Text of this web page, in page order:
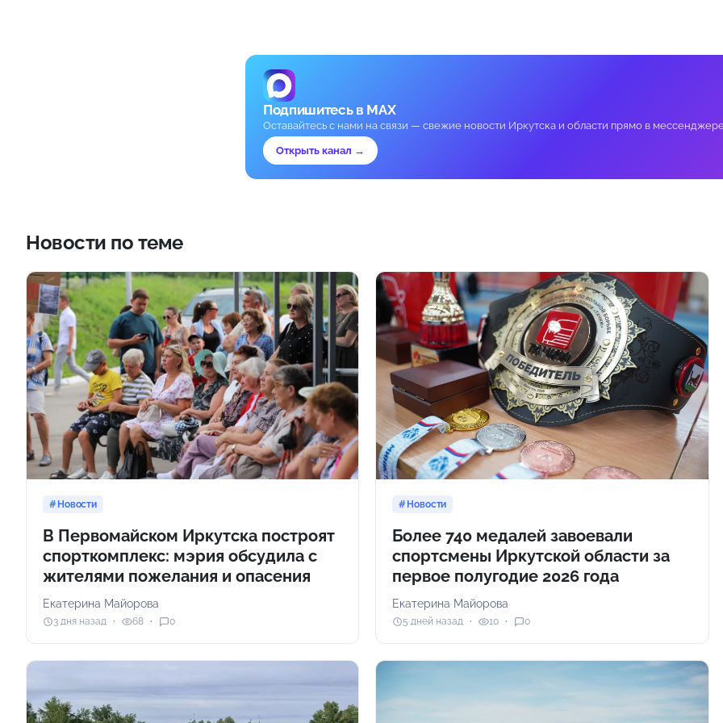
Подпишитесь в MAX
Оставайтесь с нами на связи — свежие новости Иркутска и области прямо в
Открыть канал →
Новости по теме
Новости
В Первомайском Иркутска построят
спорткомплекс: мэрия обсудила с
жителями пожелания и опасения
Екатерина Майорова
3 дня назад 68 0
Новости
Более 740 медалей завоевали
спортсмены Иркутской области за
первое полугодие 2026 года
Екатерина Майорова
5 дней назад 10 0